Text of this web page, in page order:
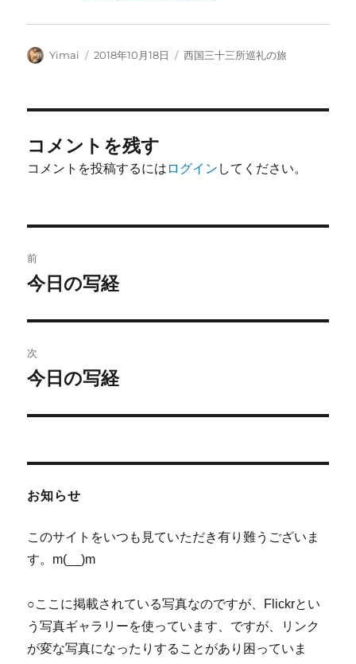
投
Yimai
投
2018年10月18日
カ
西国三十三所巡礼の旅
コメントを残す
コメントを投稿するには ログイン してください。
稿
ビ
ゲ
ー
前
前
投
稿:
今日の写経
次
次
投
今日の写経
お知らせ
このサイトをいつも見ていただき有り難うございま
す。m(__)m
○ここに掲載されている写真なのですが、Flickrとい
う写真ギャラリーを使っています、ですが、リンク
が変な写真になったりすることがあり困っていま